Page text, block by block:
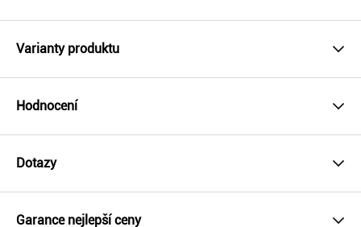
Varianty produktu
Hodnocení
Dotazy
Garance nejlepší ceny